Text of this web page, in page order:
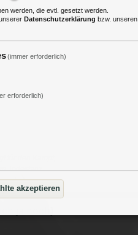
für den Kampf,
Todestanz.
ja noch)
werden, die evtl. gesetzt werden.
Datenschutzerklärung bzw. unseren
(immer erforderlich)
erforderlich)
akzeptieren